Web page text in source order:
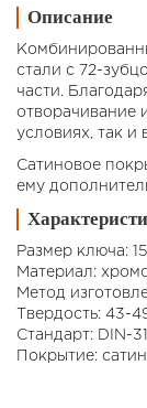
Описание
стали с 72-
части.
отворачивание
условиях, так и
Сатиновое
ему
Размер ключа:
Материал:
Метод
Твердость: 43-
Стандарт: DIN-
Покрытие: